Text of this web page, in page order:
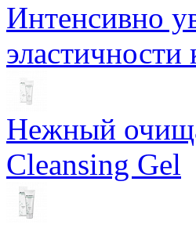
Интенсивно
Нежный
Cleansing Gel